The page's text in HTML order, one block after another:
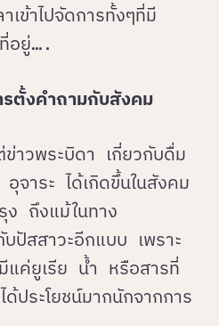
ข้าไปจัดการทั้งๆที่มี
อยู่….
รตั้งคำถามกับสังคม
าวพระบิดา เกี่ยวกับดื่ม
จาระ ได้เกิดขึ้นในสังคม
รุง ถึงแม้ในทาง
ปัสสาวะอีกแบบ เพราะ
แค่ยูเรีย น้ำ หรือสารที่
ด้ประโยชน์มากนักจากการ